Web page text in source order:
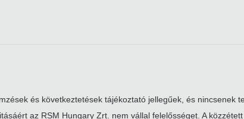
és következtetések tájékoztató jellegűek, és nincsenek
az RSM Hungary Zrt. nem vállal felelősséget. A